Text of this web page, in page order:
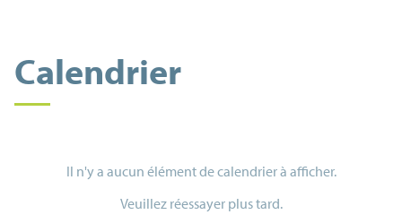
Calendrier
Il n'y a aucun élément de calendrier à afficher.
Veuillez réessayer plus tard.